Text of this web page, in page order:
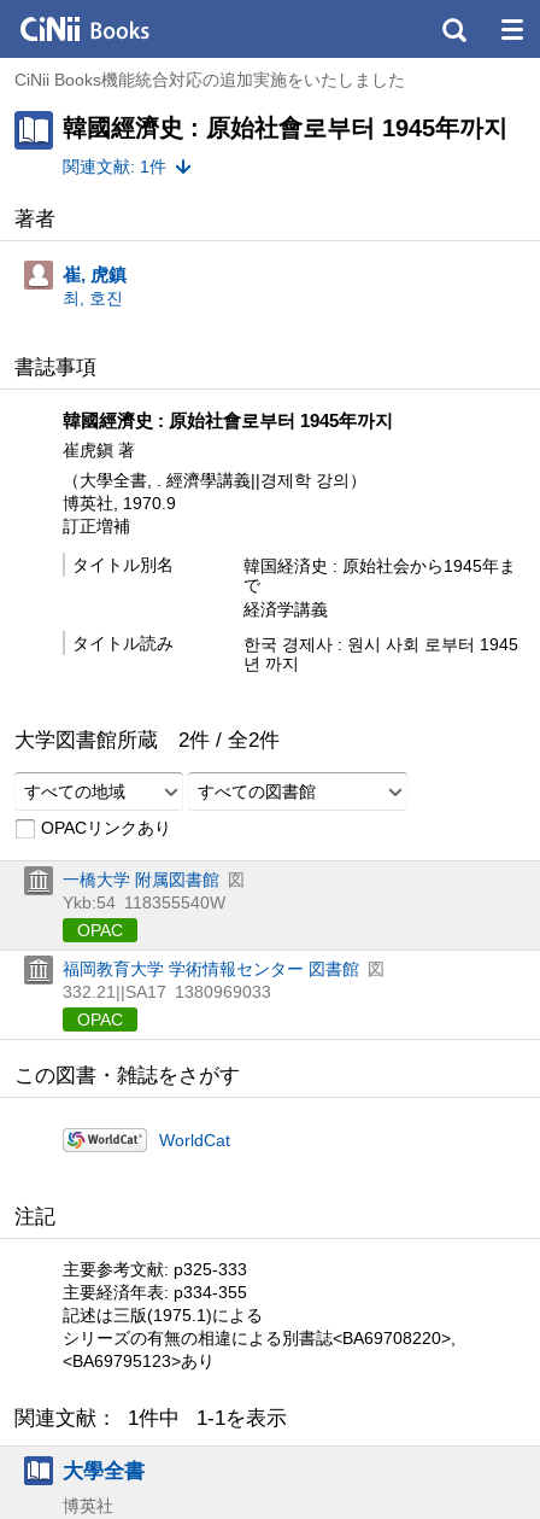
CiNii Books機能統合対応の追加実施をいたしました
韓國經濟史 : 原始社會로부터 1945年까지
関連文献: 1件
著者
崔, 虎鎮
최, 호진
書誌事項
韓國經濟史 : 原始社會로부터 1945年까지
崔虎鎭 著
（大學全書, . 經濟學講義||경제학 강의）
博英社, 1970.9
訂正増補
タイトル別名
韓国経済史 : 原始社会から1945年ま
で
経済学講義
タイトル読み
한국 경제사 : 원시 사회 로부터 1945
년 까지
大学図書館所蔵 2件 / 全2件
すべての地域
すべての図書館
OPACリンクあり
一橋大学 附属図書館 図
Ykb:54 118355540W
OPAC
福岡教育大学 学術情報センター 図書館 図
332.21||SA17 1380969033
OPAC
この図書・雑誌をさがす
WorldCat
注記
主要参考文献: p325-333
主要経済年表: p334-355
記述は三版(1975.1)による
シリーズの有無の相違による別書誌<BA69708220>,
<BA69795123>あり
関連文献： 1件中 1-1を表示
大學全書
博英社